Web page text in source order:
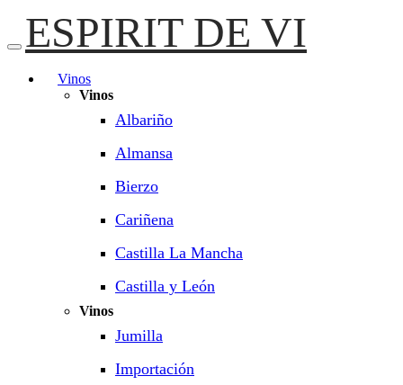
ESPIRIT DE VI
Vinos
Vinos
Albariño
Almansa
Bierzo
Cariñena
Castilla La Mancha
Castilla y León
Vinos
Jumilla
Importación